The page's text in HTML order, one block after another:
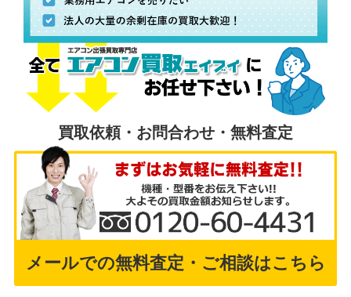
買取依頼・お問合わせ・無料査定
メールでの無料査定・ご相談はこちら